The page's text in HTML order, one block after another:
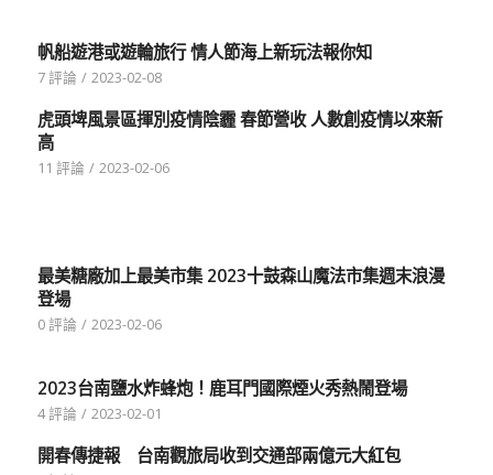
帆船遊港或遊輪旅行 情人節海上新玩法報你知
7 評論 / 2023-02-08
虎頭埤風景區揮別疫情陰霾 春節營收 人數創疫情以來新
高
11 評論 / 2023-02-06
最美糖廠加上最美市集 2023十鼓森山魔法市集週末浪漫
登場
0 評論 / 2023-02-06
2023台南鹽水炸蜂炮！鹿耳門國際煙火秀熱鬧登場
4 評論 / 2023-02-01
開春傳捷報 台南觀旅局收到交通部兩億元大紅包